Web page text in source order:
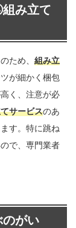
み立て
ため、 組み立
が細かく梱包
く、注意が必
サービスのあ
す。特に跳ね
で、専門業者
のがい